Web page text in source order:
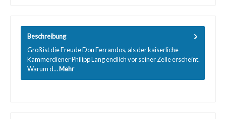
Beschreibung
Groß ist die Freude Don Ferrandos, als der kaiserliche
Kammerdiener Philipp Lang endlich vor seiner Zelle erscheint.
Warum d…Mehr